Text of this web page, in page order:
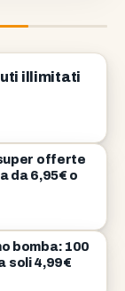
illimitati
offerte
da 6,95€ o
bomba: 100
soli 4,99€